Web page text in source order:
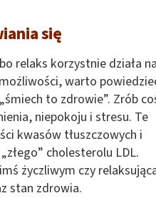
się
relaks korzystnie działa na
warto
to zdrowie”. Zrób
niepokoju i stresu. Te
kwasów tłuszczowych i
cholesterolu LDL.
życzliwym czy
stan zdrowia.